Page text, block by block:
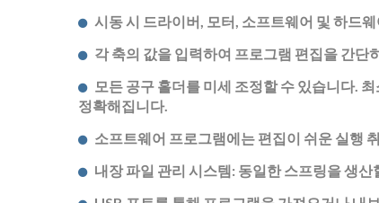
시동 시 드라이버, 모터, 소프트웨어 및 하드
각 축의 값을 입력하여 프로그램 편집을 간단
모든 공구 홀더를 미세 조정할 수 있습니다.
정확해집니다.
소프트웨어 프로그램에는 편집이 쉬운 실행
내장 파일 관리 시스템: 동일한 스프링을 생